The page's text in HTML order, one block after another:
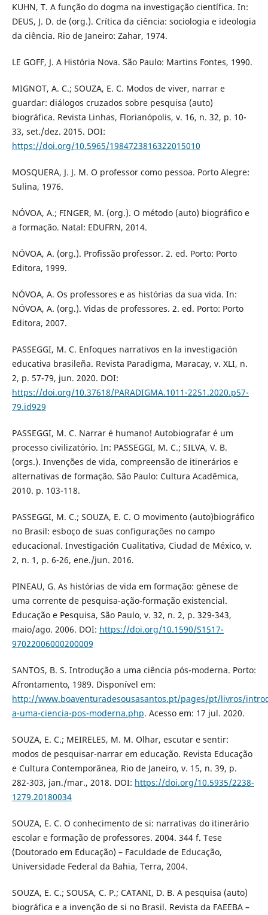
KUHN, T. A função do dogma na investigação científica. In:
DEUS, J. D. de (org.). Crítica da ciência: sociologia e ideologia
da ciência. Rio de Janeiro: Zahar, 1974.
LE GOFF, J. A História Nova. São Paulo: Martins Fontes, 1990.
MIGNOT, A. C.; SOUZA, E. C. Modos de viver, narrar e
guardar: diálogos cruzados sobre pesquisa (auto)
biográfica. Revista Linhas, Florianópolis, v. 16, n. 32, p. 10-
33, set./dez. 2015. DOI:
https://doi.org/10.5965/1984723816322015010
MOSQUERA, J. J. M. O professor como pessoa. Porto Alegre:
Sulina, 1976.
NÓVOA, A.; FINGER, M. (org.). O método (auto) biográfico e
a formação. Natal: EDUFRN, 2014.
NÓVOA, A. (org.). Profissão professor. 2. ed. Porto: Porto
Editora, 1999.
NÓVOA, A. Os professores e as histórias da sua vida. In:
NÓVOA, A. (org.). Vidas de professores. 2. ed. Porto: Porto
Editora, 2007.
PASSEGGI, M. C. Enfoques narrativos en la investigación
educativa brasileña. Revista Paradigma, Maracay, v. XLI, n.
2, p. 57-79, jun. 2020. DOI:
https://doi.org/10.37618/PARADIGMA.1011-2251.2020.p57-
79.id929
PASSEGGI, M. C. Narrar é humano! Autobiografar é um
processo civilizatório. In: PASSEGGI, M. C.; SILVA, V. B.
(orgs.). Invenções de vida, compreensão de itinerários e
alternativas de formação. São Paulo: Cultura Acadêmica,
2010. p. 103-118.
PASSEGGI, M. C.; SOUZA, E. C. O movimento (auto)biográfico
no Brasil: esboço de suas configurações no campo
educacional. Investigación Cualitativa, Ciudad de México, v.
2, n. 1, p. 6-26, ene./jun. 2016.
PINEAU, G. As histórias de vida em formação: gênese de
uma corrente de pesquisa-ação-formação existencial.
Educação e Pesquisa, São Paulo, v. 32, n. 2, p. 329-343,
maio/ago. 2006. DOI: https://doi.org/10.1590/S1517-
97022006000200009
SANTOS, B. S. Introdução a uma ciência pós-moderna. Porto:
Afrontamento, 1989. Disponível em:
http://www.boaventuradesousasantos.pt/pages/pt/livros/
a-uma-ciencia-pos-moderna.php. Acesso em: 17 jul. 2020.
SOUZA, E. C.; MEIRELES, M. M. Olhar, escutar e sentir:
modos de pesquisar-narrar em educação. Revista Educação
e Cultura Contemporânea, Rio de Janeiro, v. 15, n. 39, p.
282-303, jan./mar., 2018. DOI: https://doi.org/10.5935/2238-
1279.20180034
SOUZA, E. C. O conhecimento de si: narrativas do itinerário
escolar e formação de professores. 2004. 344 f. Tese
(Doutorado em Educação) – Faculdade de Educação,
Universidade Federal da Bahia, Terra, 2004.
SOUZA, E. C.; SOUSA, C. P.; CATANI, D. B. A pesquisa (auto)
biográfica e a invenção de si no Brasil. Revista da FAEEBA –